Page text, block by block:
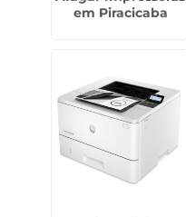
em Piracicaba